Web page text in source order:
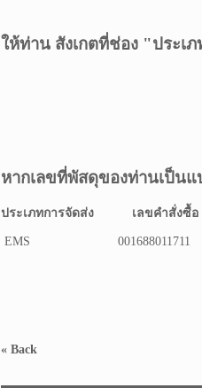
ให้ท่าน สังเกตที่ช่อง "ประเ
หากเลขที่พัสดุของท่านเป็น
ประเภทการจัดส่ง เลขคำสั่งซื้อ
EMS 001688011711
« Back